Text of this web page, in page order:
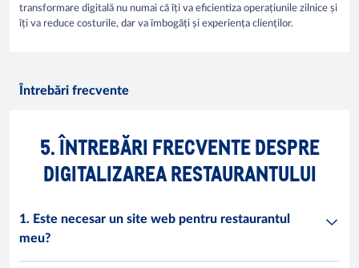
transformare digitală nu numai că îți va eficientiza operațiunile zilnice și
îți va reduce costurile, dar va îmbogăți și experiența clienților.
Întrebări frecvente
5. ÎNTREBĂRI FRECVENTE DESPRE
DIGITALIZAREA RESTAURANTULUI
1. Este necesar un site web pentru restaurantul
meu?